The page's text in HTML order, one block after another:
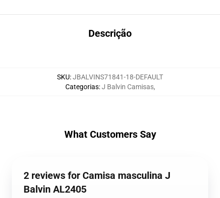
Descrição
SKU:JBALVINS71841-18-DEFAULT
Categorias:J Balvin Camisas,
What Customers Say
2 reviews for Camisa masculina J
Balvin AL2405